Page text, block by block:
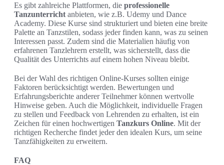
Es gibt zahlreiche Plattformen, die professionelle
Tanzunterricht anbieten, wie z.B. Udemy und Dance
Academy. Diese Kurse sind strukturiert und bieten eine breite
Palette an Tanzstilen, sodass jeder finden kann, was zu seinen
Interessen passt. Zudem sind die Materialien häufig von
erfahrenen Tanzlehrern erstellt, was sicherstellt, dass die
Qualität des Unterrichts auf einem hohen Niveau bleibt.
Bei der Wahl des richtigen Online-Kurses sollten einige
Faktoren berücksichtigt werden. Bewertungen und
Erfahrungsberichte anderer Teilnehmer können wertvolle
Hinweise geben. Auch die Möglichkeit, individuelle Fragen
zu stellen und Feedback von Lehrenden zu erhalten, ist ein
Zeichen für einen hochwertigen Tanzkurs Online. Mit der
richtigen Recherche findet jeder den idealen Kurs, um seine
Tanzfähigkeiten zu erweitern.
FAQ